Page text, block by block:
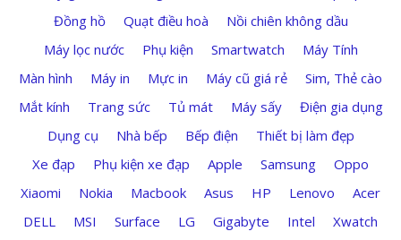
Đồng hồ
Quạt điều hoà
Nồi chiên không dầu
Máy lọc nước
Phụ kiện Smartwatch
Máy Tính
Màn hình
Máy in Mực in Máy cũ giá rẻ
Sim, Thẻ cào
Mắt kính
Trang sức Tủ mát Máy sấy
Điện gia dụng
Dụng cụ
Nhà bếp Bếp điện
Thiết bị làm đẹp
Xe đạp
Phụ kiện xe đạp Apple Samsung
Oppo
Xiaomi
Nokia Macbook Asus HP Lenovo
Acer
DELL
MSI Surface LG Gigabyte Intel
Xwatch